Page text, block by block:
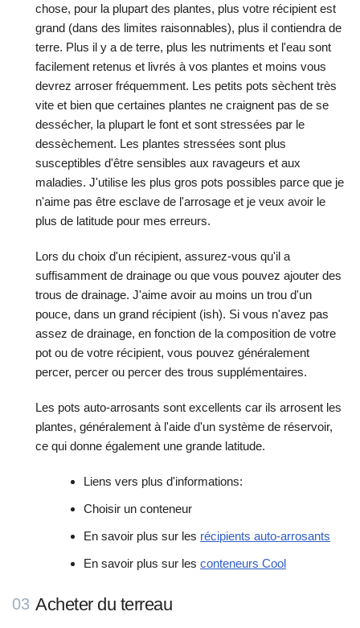
chose, pour la plupart des plantes, plus votre récipient est
grand (dans des limites raisonnables), plus il contiendra de
terre. Plus il y a de terre, plus les nutriments et l'eau sont
facilement retenus et livrés à vos plantes et moins vous
devrez arroser fréquemment. Les petits pots sèchent très
vite et bien que certaines plantes ne craignent pas de se
dessécher, la plupart le font et sont stressées par le
dessèchement. Les plantes stressées sont plus
susceptibles d'être sensibles aux ravageurs et aux
maladies. J'utilise les plus gros pots possibles parce que je
n'aime pas être esclave de l'arrosage et je veux avoir le
plus de latitude pour mes erreurs.
Lors du choix d'un récipient, assurez-vous qu'il a
suffisamment de drainage ou que vous pouvez ajouter des
trous de drainage. J'aime avoir au moins un trou d'un
pouce, dans un grand récipient (ish). Si vous n'avez pas
assez de drainage, en fonction de la composition de votre
pot ou de votre récipient, vous pouvez généralement
percer, percer ou percer des trous supplémentaires.
Les pots auto-arrosants sont excellents car ils arrosent les
plantes, généralement à l'aide d'un système de réservoir,
ce qui donne également une grande latitude.
Liens vers plus d'informations:
Choisir un conteneur
En savoir plus sur les récipients auto-arrosants
En savoir plus sur les conteneurs Cool
03 Acheter du terreau